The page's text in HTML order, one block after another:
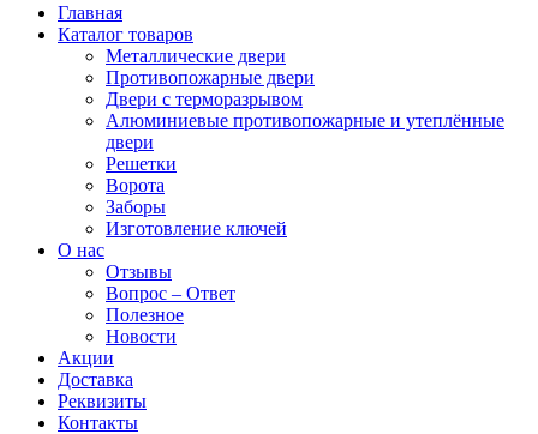
Главная
Каталог товаров
Металлические двери
Противопожарные двери
Двери с терморазрывом
Алюминиевые противопожарные и утеплённые
двери
Решетки
Ворота
Заборы
Изготовление ключей
О нас
Отзывы
Вопрос – Ответ
Полезное
Новости
Акции
Доставка
Реквизиты
Контакты